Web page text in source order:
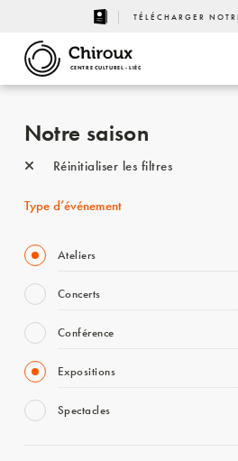
TÉLÉCHARGER
CENTRE CULTUREL - LIÈGE
Notre saison
Réinitialiser les filtres
Type d’événement
Ateliers
Concerts
Conférence
Expositions
Spectacles